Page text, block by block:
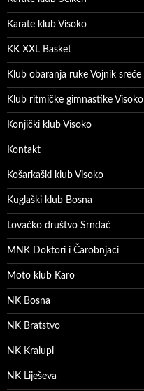
Karate klub Visoko
KK XXL Basket
Klub obaranja ruke Vojnik sreće
Klub ritmičke gimnastike Visoko
Konjički klub Visoko
Kontakt
Košarkaški klub Visoko
Kuglaški klub Bosna
Lovačko društvo Srndać
MNK Doktori i Čarobnjaci
Moto klub Karo
NK Bosna
NK Bratstvo
NK Kralupi
NK Liješeva